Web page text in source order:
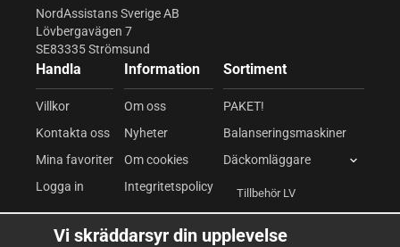
NordAssistans Sverige AB
Lövbergavägen 7
SE83335 Strömsund
Handla
Villkor
Kontakta oss
Mina favoriter
Logga in
Information
Om oss
Nyheter
Om cookies
Integritetspolicy
Sortiment
PAKET!
Balanseringsmaskiner
Däckomläggare
Tillbehör LV
Däckomläggare LV
Vi skräddarsyr din upplevelse